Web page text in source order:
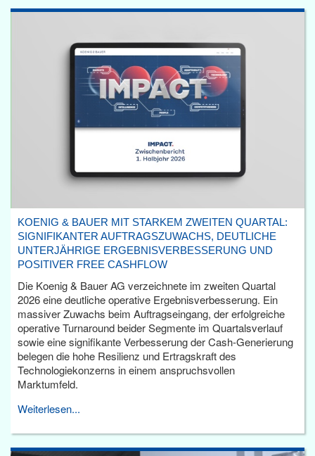
KOENIG & BAUER MIT STARKEM ZWEITEN QUARTAL:
SIGNIFIKANTER AUFTRAGSZUWACHS, DEUTLICHE
UNTERJÄHRIGE ERGEBNISVERBESSERUNG UND
POSITIVER FREE CASHFLOW
Die Koenig & Bauer AG verzeichnete im zweiten Quartal
2026 eine deutliche operative Ergebnisverbesserung. Ein
massiver Zuwachs beim Auftragseingang, der erfolgreiche
operative Turnaround beider Segmente im Quartalsverlauf
sowie eine signifikante Verbesserung der Cash-Generierung
belegen die hohe Resilienz und Ertragskraft des
Technologiekonzerns in einem anspruchsvollen
Marktumfeld.
Weiterlesen...